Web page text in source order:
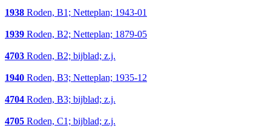
1938 Roden, B1; Netteplan; 1943-01
1939 Roden, B2; Netteplan; 1879-05
4703 Roden, B2; bijblad; z.j.
1940 Roden, B3; Netteplan; 1935-12
4704 Roden, B3; bijblad; z.j.
4705 Roden, C1; bijblad; z.j.